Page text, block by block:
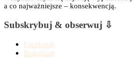
a co najważniejsze – konsekwencją.
Subskrybuj & obserwuj ⇩
Facebook
Instagram